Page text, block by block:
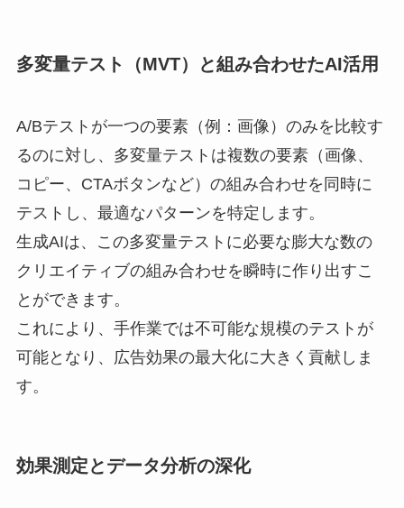
多変量テスト（MVT）と組み合わせたAI活用
A/Bテストが一つの要素（例：画像）のみを比較す
るのに対し、多変量テストは複数の要素（画像、
コピー、CTAボタンなど）の組み合わせを同時に
テストし、最適なパターンを特定します。
生成AIは、この多変量テストに必要な膨大な数の
クリエイティブの組み合わせを瞬時に作り出すこ
とができます。
これにより、手作業では不可能な規模のテストが
可能となり、広告効果の最大化に大きく貢献しま
す。
効果測定とデータ分析の深化